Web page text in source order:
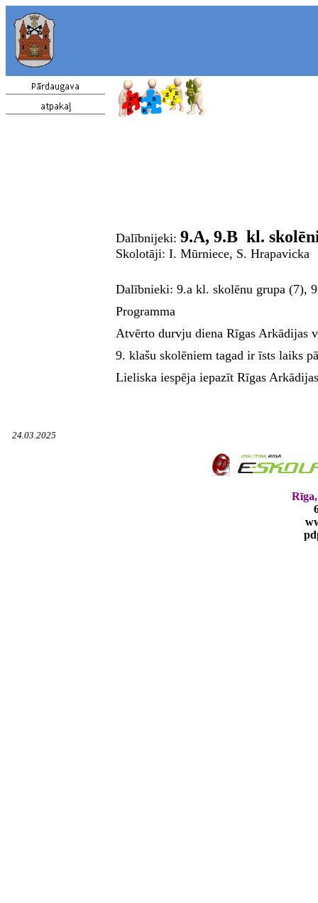
Dalībnijeki: 9.A, 9.B kl.
Skolotāji: I. Mūrniece, S. Hrapavicka
Dalībnieki: 9.a kl. skolēnu grupa (7),
Programma
Atvērto durvju diena Rīgas Arkādijas
9. klašu skolēniem tagad ir īsts laiks
Lieliska iespēja iepazīt Rīgas
24.03.2025